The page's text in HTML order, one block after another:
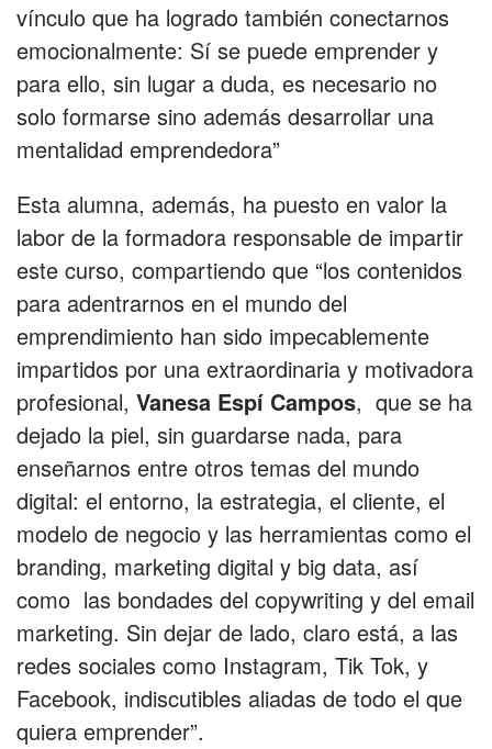
vínculo que ha logrado también conectarnos
emocionalmente: Sí se puede emprender y
para ello, sin lugar a duda, es necesario no
solo formarse sino además desarrollar una
mentalidad emprendedora”
Esta alumna, además, ha puesto en valor la
labor de la formadora responsable de impartir
este curso, compartiendo que “los contenidos
para adentrarnos en el mundo del
emprendimiento han sido impecablemente
impartidos por una extraordinaria y motivadora
profesional, Vanesa Espí Campos, que se ha
dejado la piel, sin guardarse nada, para
enseñarnos entre otros temas del mundo
digital: el entorno, la estrategia, el cliente, el
modelo de negocio y las herramientas como el
branding, marketing digital y big data, así
como las bondades del copywriting y del email
marketing. Sin dejar de lado, claro está, a las
redes sociales como Instagram, Tik Tok, y
Facebook, indiscutibles aliadas de todo el que
quiera emprender”.